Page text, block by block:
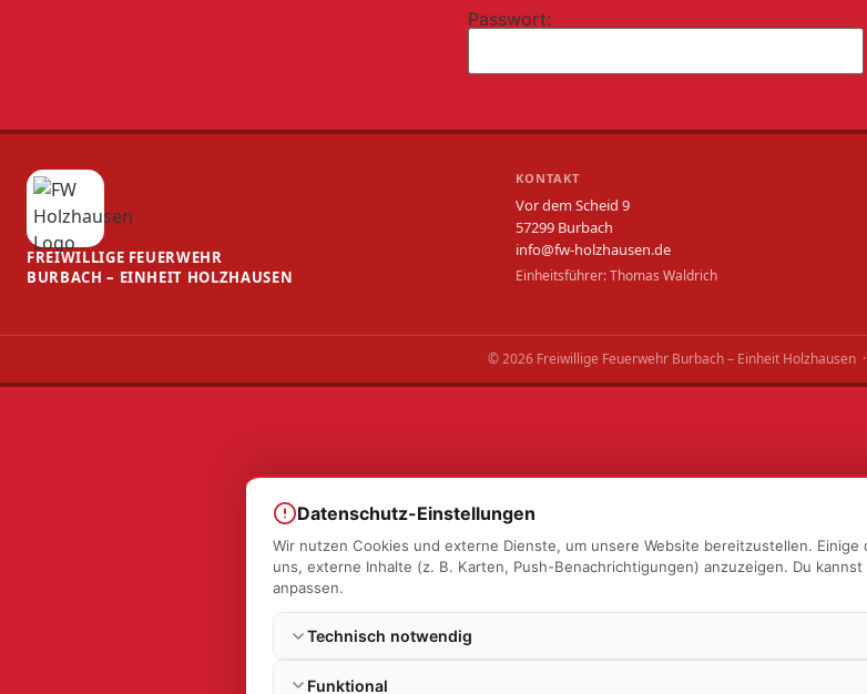
Passwort:
Datenschutz-Einstellungen
Wir nutzen Cookies und externe Dienste, um unsere Website bereitzustellen.
uns, externe Inhalte (z. B. Karten, Push-Benachrichtigungen) anzuzeigen. Du
anpassen.
Technisch notwendig
Funktional
FREIWILLIGE FEUERWEHR
BURBACH – EINHEIT HOLZHAUSEN
KONTAKT
Vor dem Scheid 9
57299 Burbach
info@fw-holzhausen.de
Einheitsführer: Thomas Waldrich
© 2026 Freiwillige Feuerwehr Burbach – Einheit Holzhausen ·